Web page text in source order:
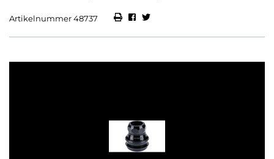
Artikelnummer 48737